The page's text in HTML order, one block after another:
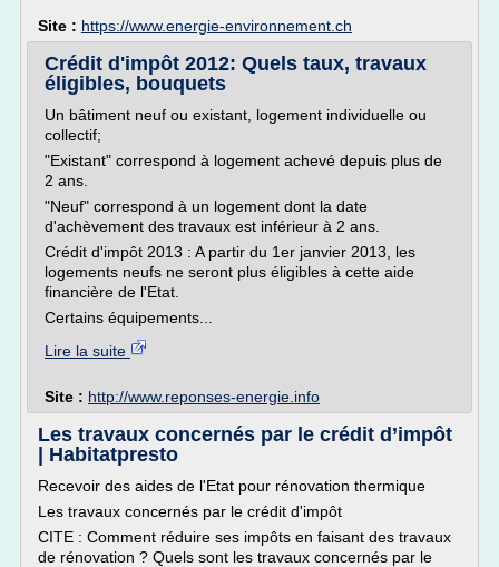
Site : https://www.energie-environnement.ch
Crédit d'impôt 2012: Quels taux, travaux
éligibles, bouquets
Un bâtiment neuf ou existant, logement individuelle ou
collectif;
"Existant" correspond à logement achevé depuis plus de
2 ans.
"Neuf" correspond à un logement dont la date
d'achèvement des travaux est inférieur à 2 ans.
Crédit d'impôt 2013 : A partir du 1er janvier 2013, les
logements neufs ne seront plus éligibles à cette aide
financière de l'Etat.
Certains équipements...
Lire la suite
Site : http://www.reponses-energie.info
Les travaux concernés par le crédit d’impôt
| Habitatpresto
Recevoir des aides de l'Etat pour rénovation thermique
Les travaux concernés par le crédit d'impôt
CITE : Comment réduire ses impôts en faisant des travaux
de rénovation ? Quels sont les travaux concernés par le